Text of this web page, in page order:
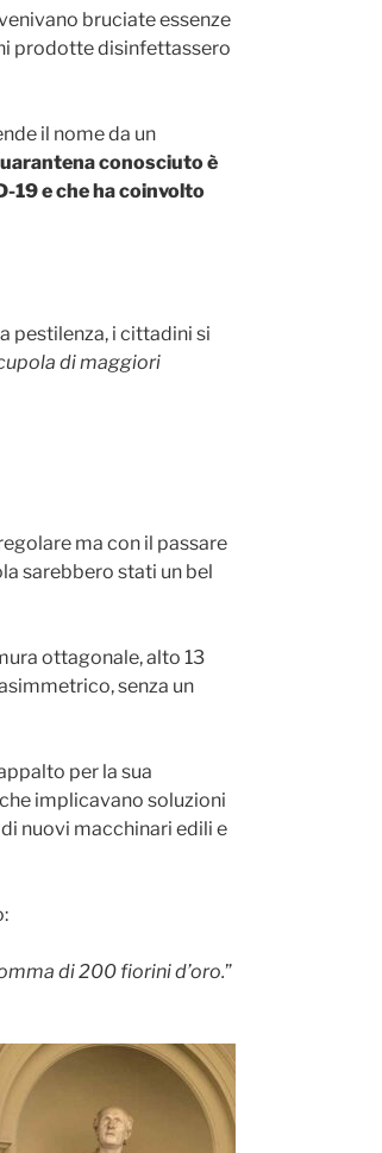
bruciate essenze
prodotte disinfettassero
il nome da un
conosciuto è
19 e che ha coinvolto
pestilenza, i cittadini si
di maggiori
ma con il passare
sarebbero stati un bel
ottagonale, alto 13
senza un
per la sua
implicavano soluzioni
nuovi macchinari edili e
di 200 fiorini d’oro.”